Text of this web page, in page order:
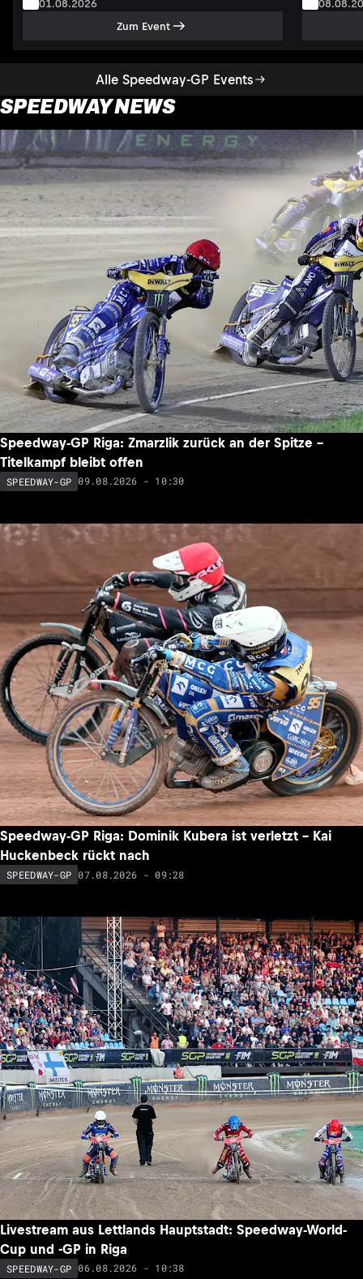
Alle Speedway-GP Events
01.08.2026
Zum Event
SPEEDWAY NEWS
Speedway-GP Riga: Zmarzlik zurück an der Spitze –
Titelkampf bleibt offen
SPEEDWAY-GP 09.08.2026 - 10:30
Speedway-GP Riga: Dominik Kubera ist verletzt – Kai
Huckenbeck rückt nach
SPEEDWAY-GP 07.08.2026 - 09:28
Livestream aus Lettlands Hauptstadt: Speedway-World-
Cup und -GP in Riga
SPEEDWAY-GP 06.08.2026 - 10:38